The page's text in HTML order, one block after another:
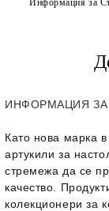
ИНФОРМАЦИЯ
Като нова марка
артукили за
стремежа да се
качество.
колекционери за